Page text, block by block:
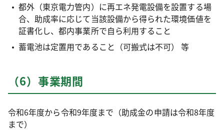
都外（東京電力管内）に再エネ発電設備を設置する場
合、助成率に応じて当該設備から得られた環境価値を
証書化し、都内事業所で自ら利用すること
蓄電池は定置用であること（可搬式は不可） 等
（6）事業期間
令和6年度から令和9年度まで（助成金の申請は令和8年度
まで）